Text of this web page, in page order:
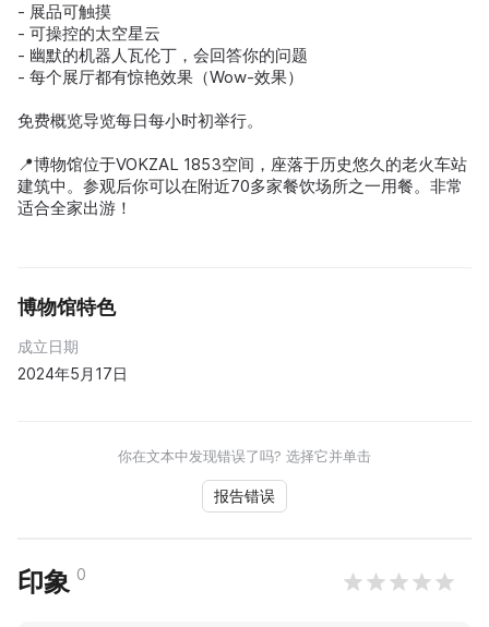
- 展品可触摸
- 可操控的太空星云
- 幽默的机器人瓦伦丁，会回答你的问题
- 每个展厅都有惊艳效果（Wow-效果）
免费概览导览每日每小时初举行。
📍博物馆位于VOKZAL 1853空间，座落于历史悠久的老火车站
建筑中。参观后你可以在附近70多家餐饮场所之一用餐。非常
适合全家出游！
博物馆特色
成立日期
2024年5月17日
你在文本中发现错误了吗? 选择它并单击
报告错误
印象 0